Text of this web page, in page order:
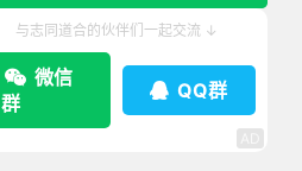
与志同道合的伙伴们一起交流 ↓
微信
群
QQ群